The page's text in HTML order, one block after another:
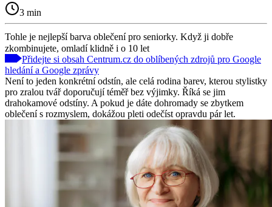
3 min
Tohle je nejlepší barva oblečení pro seniorky. Když ji dobře
zkombinujete, omladí klidně i o 10 let
Přidejte si obsah Centrum.cz do oblíbených zdrojů pro Google
hledání a Google zprávy
Není to jeden konkrétní odstín, ale celá rodina barev, kterou stylistky
pro zralou tvář doporučují téměř bez výjimky. Říká se jim
drahokamové odstíny. A pokud je dáte dohromady se zbytkem
oblečení s rozmyslem, dokážou pleti odečíst opravdu pár let.